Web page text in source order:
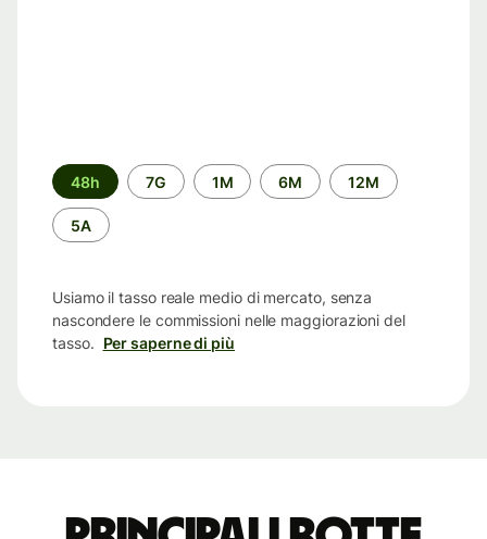
Periodo
di
tempo
48h 7G 1M 6M 12M
5A
Usiamo il tasso reale medio di mercato, senza
nascondere le commissioni nelle maggiorazioni del
tasso. Per saperne di più